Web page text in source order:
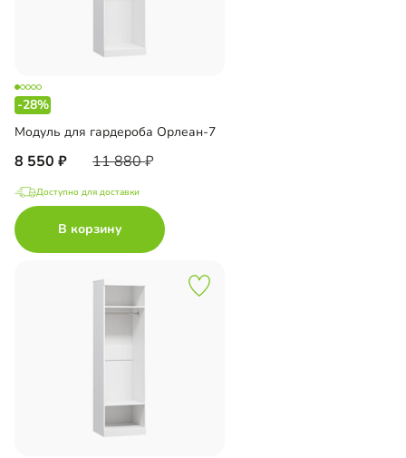
-28%
Модуль для гардероба Орлеан-7
8 550 11 880
Доступно для доставки
В корзину